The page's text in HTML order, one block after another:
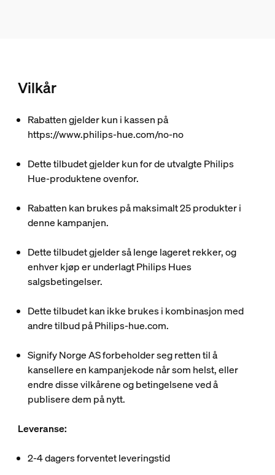
Vilkår
Rabatten gjelder kun i kassen på
https://www.philips-hue.com/no-no
Dette tilbudet gjelder kun for de utvalgte Philips
Hue-produktene ovenfor.
Rabatten kan brukes på maksimalt 25 produkter i
denne kampanjen.
Dette tilbudet gjelder så lenge lageret rekker, og
enhver kjøp er underlagt Philips Hues
salgsbetingelser.
Dette tilbudet kan ikke brukes i kombinasjon med
andre tilbud på Philips-hue.com.
Signify Norge AS forbeholder seg retten til å
kansellere en kampanjekode når som helst, eller
endre disse vilkårene og betingelsene ved å
publisere dem på nytt.
​Leveranse:​
2-4 dagers forventet leveringstid​